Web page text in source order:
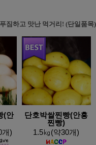
짐하고 맛난 먹거리! (단일품목)
(안
개)
단호박쌀찐빵(안흥
찐빵)
1.5㎏(약30개)